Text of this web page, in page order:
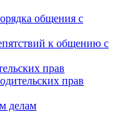
общения с
к общению с
прав
прав
делам